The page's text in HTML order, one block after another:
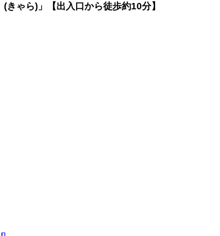
(きゃら)」【出入口から徒歩約10分】